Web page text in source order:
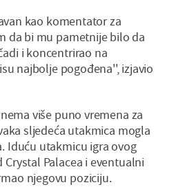
kao komentator za
da bi mu pametnije bilo da
i koncentrirao na
najbolje pogođena'', izjavio
više puno vremena za
sljedeća utakmica mogla
Iduću utakmicu igra ovog
Palacea i eventualni
njegovu poziciju.